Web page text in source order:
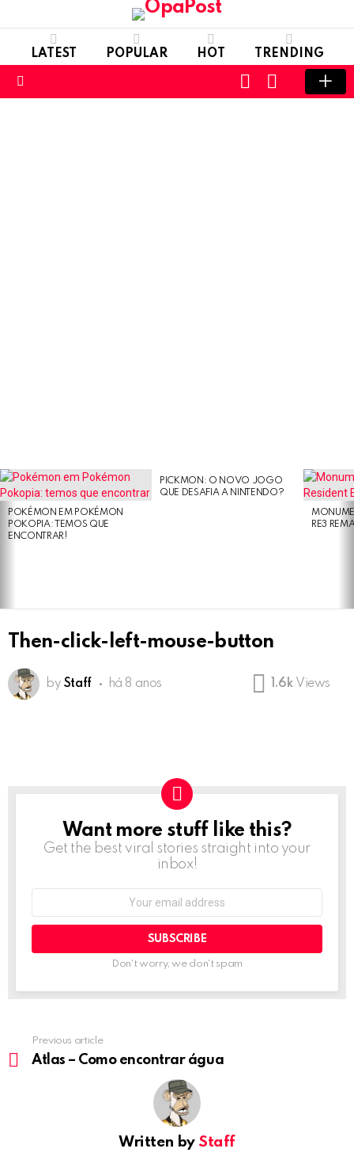
LATEST POPULAR HOT TRENDING
SWITCH
SKIN
LOGIN
LATEST
STORIES
POKÉMON EM POKÉMON
POKOPIA: TEMOS QUE
ENCONTRAR!
PICKMON: O NOVO JOGO
QUE DESAFIA A NINTENDO?
RE3
Then-click-left-mouse-button
by Staff há 8 anos 1.6k Views
NEWSLETTER
Want more stuff like this?
Get the best viral stories straight into your
inbox!
Don't worry, we don't spam
more
Previous article
Atlas – Como encontrar água
Written by Staff